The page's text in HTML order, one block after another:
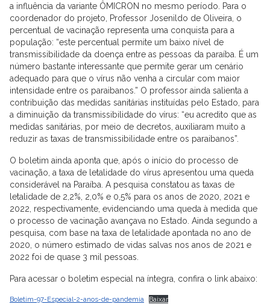
a influência da variante ÔMICRON no mesmo período. Para o
coordenador do projeto, Professor Josenildo de Oliveira, o
percentual de vacinação representa uma conquista para a
população: “este percentual permite um baixo nível de
transmissibilidade da doença entre as pessoas da paraíba. É um
número bastante interessante que permite gerar um cenário
adequado para que o vírus não venha a circular com maior
intensidade entre os paraibanos.” O professor ainda salienta a
contribuição das medidas sanitárias instituídas pelo Estado, para
a diminuição da transmissibilidade do vírus: “eu acredito que as
medidas sanitárias, por meio de decretos, auxiliaram muito a
reduzir as taxas de transmissibilidade entre os paraibanos”.
O boletim ainda aponta que, após o início do processo de
vacinação, a taxa de letalidade do vírus apresentou uma queda
considerável na Paraíba. A pesquisa constatou as taxas de
letalidade de 2,2%, 2,0% e 0,5% para os anos de 2020, 2021 e
2022, respectivamente, evidenciando uma queda à medida que
o processo de vacinação avançava no Estado. Ainda segundo a
pesquisa, com base na taxa de letalidade apontada no ano de
2020, o número estimado de vidas salvas nos anos de 2021 e
2022 foi de quase 3 mil pessoas.
Para acessar o boletim especial na íntegra, confira o link abaixo:
Boletim-97-Especial-2-anos-de-pandemia Baixar